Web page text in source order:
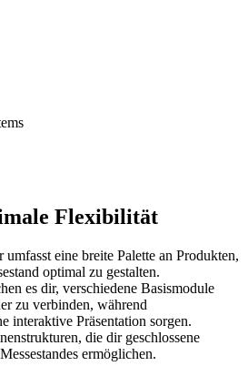
Flexibilität
eine breite Palette an Produkten,
optimal zu gestalten.
es dir, verschiedene Basismodule
zu verbinden, während
interaktive Präsentation sorgen.
die dir geschlossene
ermöglichen.